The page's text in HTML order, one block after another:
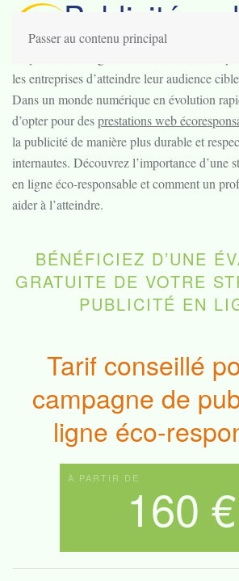
Passer au contenu principal
Publicité en
les entreprises d’atteindre leur audience
Dans un monde numérique en évolution
d’opter pour desprestations web
la publicité de manière plus durable et
internautes. Découvrez l’importance d’une
en ligne éco-responsable et comment un
aider à l’atteindre.
BÉNÉFICIEZ D’UNE
GRATUITE DE VOTRE
PUBLICITÉ EN
Tarif conseillé
campagne de
ligne éco-
À PARTIR DE160 €